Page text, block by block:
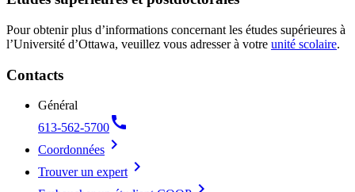
Pour obtenir plus d’informations concernant les études supérieures à
l’Université d’Ottawa, veuillez vous adresser à votre unité scolaire.
Contacts
Général
613-562-5700call
Coordonnées chevron_right
Trouver un expert chevron_right